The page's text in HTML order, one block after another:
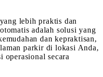
lebih praktis dan
adalah solusi yang
dan kepraktisan,
parkir di lokasi Anda,
operasional secara